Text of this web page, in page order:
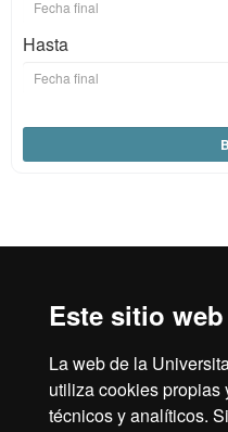
Este sitio
La web de la
utiliza cookies propias
técnicos y analíticos.
Hasta
Inicio Aviso legal